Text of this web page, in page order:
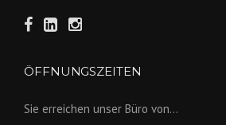
ÖFFNUNGSZEITEN
Sie erreichen unser Büro von...